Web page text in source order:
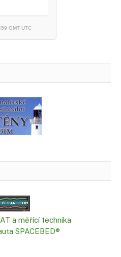
GMT UTC
a měřící technika
SPACEBED®